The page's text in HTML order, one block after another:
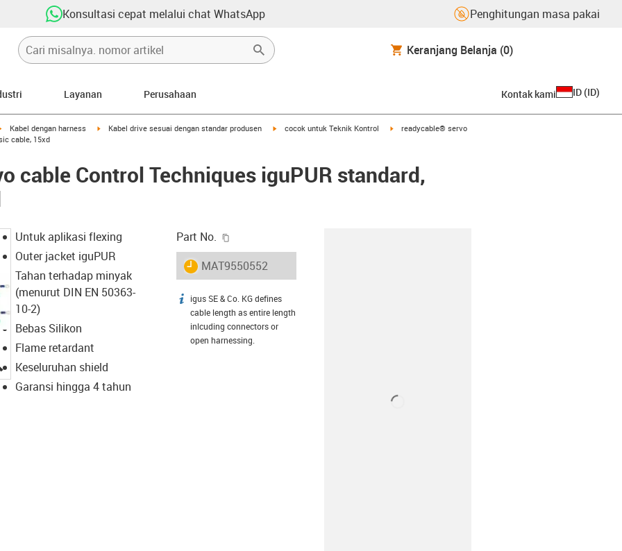
Konsultasi cepat melalui chat WhatsApp Penghitungan masa pakai
Keranjang Belanja (0)
Layanan Perusahaan Kontak kami ID (ID)
igus-icon-arrow-right
Kabel dengan harness igus-icon-arrow-right
Kabel drive sesuai dengan standar produsen igus-icon-arrow-right
cocok untuk Teknik Kontrol igus-icon-arrow-right
readycable® servo
cable, 15xd
cable Control Techniques iguPUR standard,
igus-icon-lupe
Untuk aplikasi flexing
Outer jacket iguPUR
Tahan terhadap minyak
(menurut DIN EN 50363-
10-2)
Bebas Silikon
Flame retardant
Keseluruhan shield
Garansi hingga 4 tahun
Part No.
igus-icon-lieferzeit
MAT9550552
igus-icon-info
igus SE & Co. KG defines
cable length as entire length
inlcuding connectors or
open harnessing.